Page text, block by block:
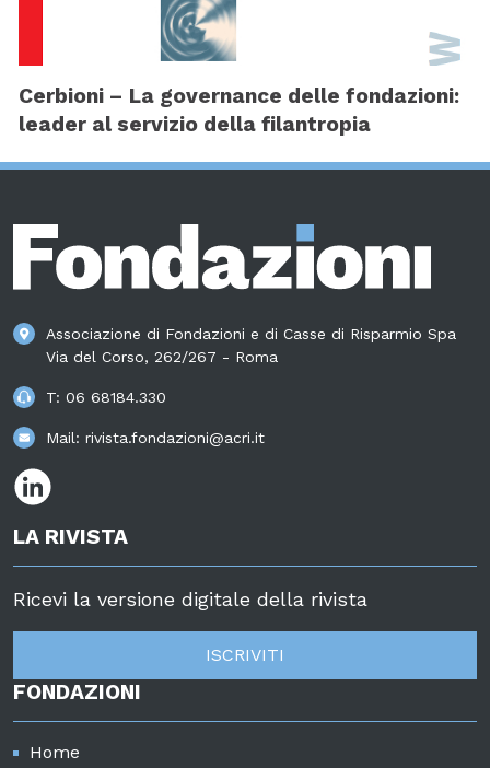
Cerbioni – La governance delle fondazioni:
leader al servizio della filantropia
Associazione di Fondazioni e di Casse di Risparmio Spa
Via del Corso, 262/267 - Roma
T: 06 68184.330
Mail: rivista.fondazioni@acri.it
LA RIVISTA
Ricevi la versione digitale della rivista
ISCRIVITI
FONDAZIONI
Home